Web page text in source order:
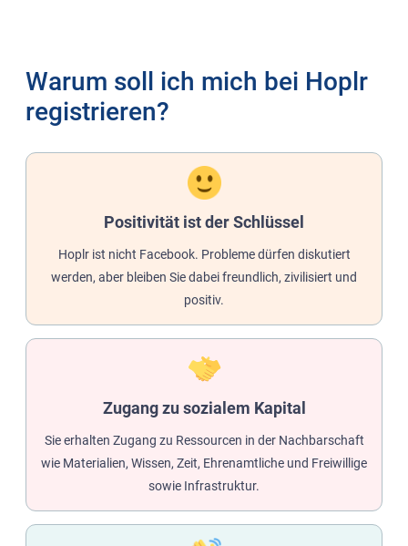
Warum soll ich mich bei Hoplr
registrieren?
Positivität ist der Schlüssel
Hoplr ist nicht Facebook. Probleme dürfen diskutiert
werden, aber bleiben Sie dabei freundlich, zivilisiert und
positiv.
Zugang zu sozialem Kapital
Sie erhalten Zugang zu Ressourcen in der Nachbarschaft
wie Materialien, Wissen, Zeit, Ehrenamtliche und Freiwillige
sowie Infrastruktur.